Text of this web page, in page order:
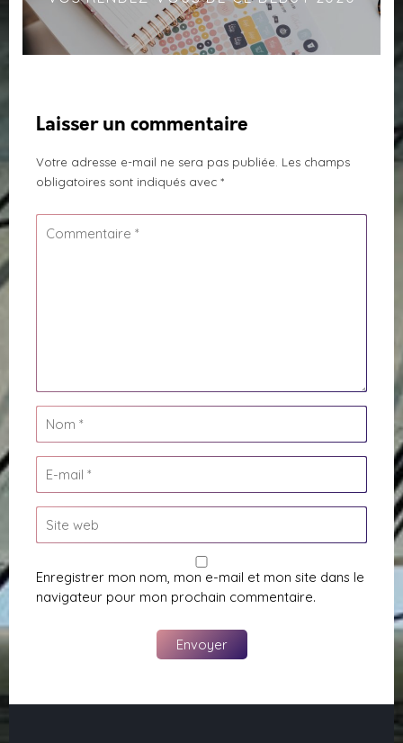
Laisser un commentaire
Votre adresse e-mail ne sera pas publiée. Les champs
obligatoires sont indiqués avec *
Enregistrer mon nom, mon e-mail et mon site dans le
navigateur pour mon prochain commentaire.